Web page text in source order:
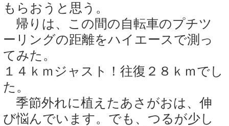
もらおうと思う。
帰りは、この間の自転車のプチツ
ーリングの距離をハイエースで測っ
てみた。
１４ｋｍジャスト！往復２８ｋｍでし
た。
季節外れに植えたあさがおは、伸
び悩んでいます。でも、つるが少し